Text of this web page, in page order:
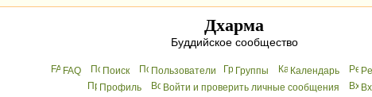
Дхарма
Буддийское сообщество
FAQ Поиск Пользователи Группы Календарь
Профиль
Войти и проверить личные сообщения